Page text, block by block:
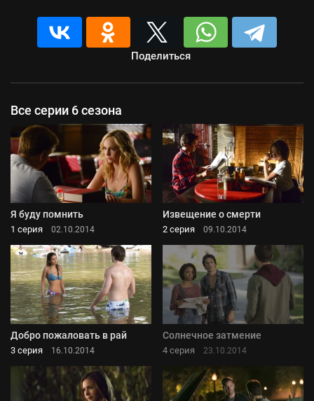
Поделиться
Все серии 6 сезона
Я буду помнить
1 серия 02.10.2014
Извещение о смерти
2 серия 09.10.2014
Добро пожаловать в рай
3 серия 16.10.2014
Солнечное затмение
4 серия 23.10.2014